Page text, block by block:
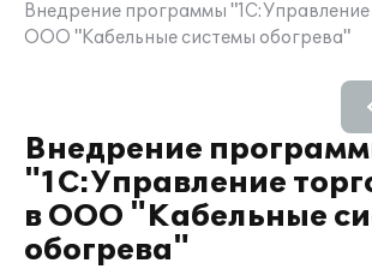
Внедрение программы "1С:Управление
ООО "Кабельные системы обогрева"
Внедрение
"1С:Управление
в ООО "Кабельные
обогрева"